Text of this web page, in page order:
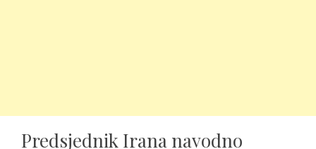
Predsjednik Irana navodno